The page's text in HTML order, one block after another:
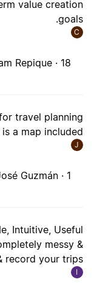
value creation
goals.
C
Repique · 18 במרץ 2026
travel planning
a map included
J
Guzmán · 1 במרץ 2026
Intuitive, Useful
messy &
record your trips.
I